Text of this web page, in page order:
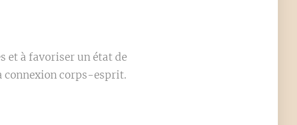
et à favoriser un état de
connexion corps-esprit.